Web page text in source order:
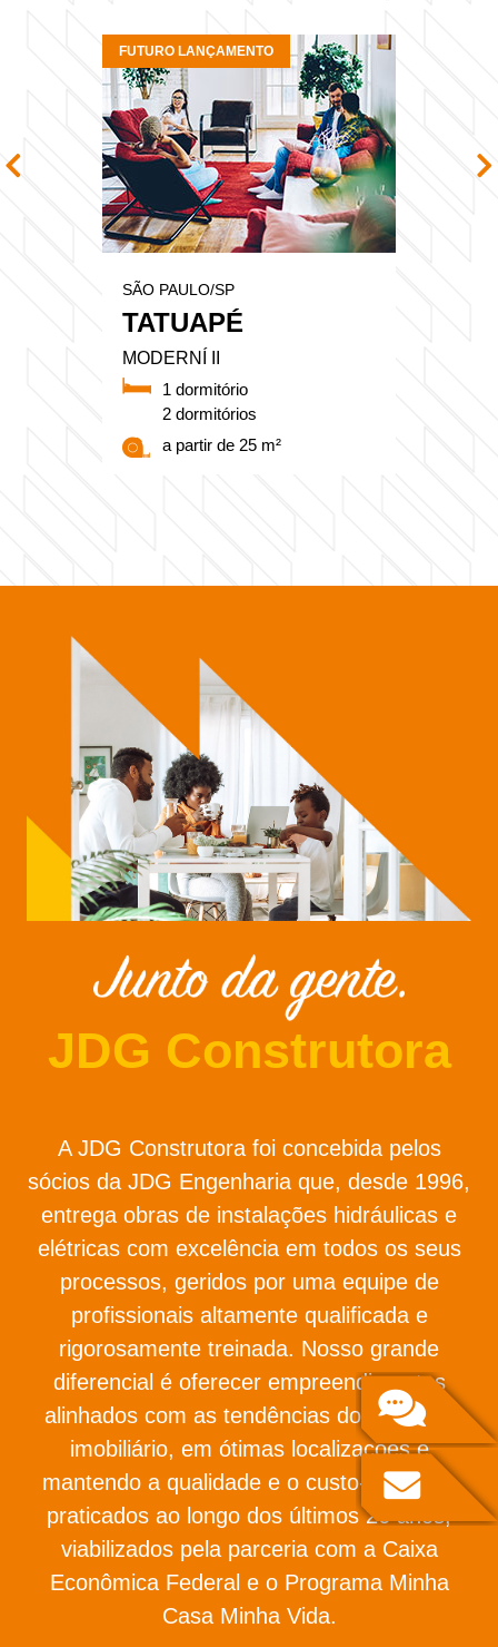
SÃO PAULO/SP
TATUAPÉ
MODERNÍ II
1 dormitório
2 dormitórios
a partir de 25 m²
FUTURO LANÇAMENTO
JDG Construtora
A JDG Construtora foi concebida pelos
sócios da JDG Engenharia que, desde 1996,
entrega obras de instalações hidráulicas e
elétricas com excelência em todos os seus
processos, geridos por uma equipe de
profissionais altamente qualificada e
rigorosamente treinada. Nosso grande
diferencial é oferecer empreendimentos
alinhados com as tendências do mercado
imobiliário, em ótimas localizações e
mantendo a qualidade e o custo-benefício
praticados ao longo dos últimos 26 anos,
viabilizados pela parceria com a Caixa
Econômica Federal e o Programa Minha
Casa Minha Vida.